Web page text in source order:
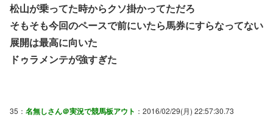
松山が乗ってた時からクソ掛かってただろ
そもそも今回のペースで前にいたら馬券にすらなってない
展開は最高に向いた
ドゥラメンテが強すぎた
35： 名無しさん＠実況で競馬板アウト ：2016/02/29(月) 22:57:30.73